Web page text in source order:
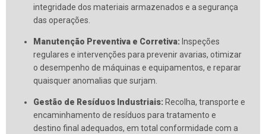
integridade dos materiais armazenados e a segurança
das operações.
Manutenção Preventiva e Corretiva: Inspeções
regulares e intervenções para prevenir avarias, otimizar
o desempenho de máquinas e equipamentos, e reparar
quaisquer anomalias que surjam.
Gestão de Resíduos Industriais: Recolha, transporte e
encaminhamento de resíduos para tratamento e
destino final adequados, em total conformidade com a